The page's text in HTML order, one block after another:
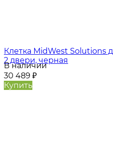
Клетка MidWest Solutions
2 двери, черная
В наличии
30 489 ₽
Купить